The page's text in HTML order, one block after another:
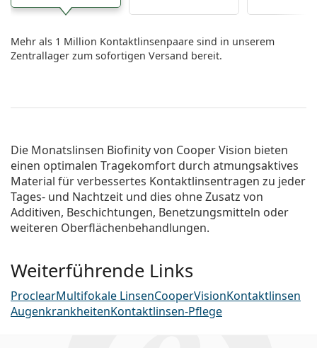
Mehr als 1 Million Kontaktlinsenpaare sind in unserem
Zentrallager zum sofortigen Versand bereit.
Die Monatslinsen Biofinity von Cooper Vision bieten
einen optimalen Tragekomfort durch atmungsaktives
Material für verbessertes Kontaktlinsentragen zu jeder
Tages- und Nachtzeit und dies ohne Zusatz von
Additiven, Beschichtungen, Benetzungsmitteln oder
weiteren Oberflächenbe­handlungen.
Weiterführende Links
ProclearMultifokale LinsenCooperVisionKontaktlinsen
AugenkrankheitenKontaktlinsen-Pflege